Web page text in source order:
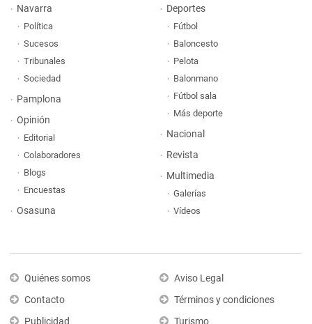
Navarra
Política
Sucesos
Tribunales
Sociedad
Pamplona
Opinión
Editorial
Colaboradores
Blogs
Encuestas
Osasuna
Deportes
Fútbol
Baloncesto
Pelota
Balonmano
Fútbol sala
Más deporte
Nacional
Revista
Multimedia
Galerías
Vídeos
Quiénes somos
Contacto
Aviso Legal
Términos y condiciones